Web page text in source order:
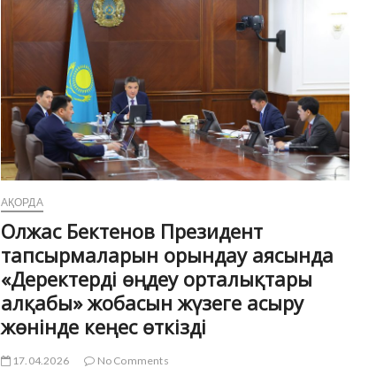
АҚОРДА
Олжас Бектенов Президент
тапсырмаларын орындау аясында
«Деректерді өңдеу орталықтары
алқабы» жобасын жүзеге асыру
жөнінде кеңес өткізді
17.04.2026 No Comments